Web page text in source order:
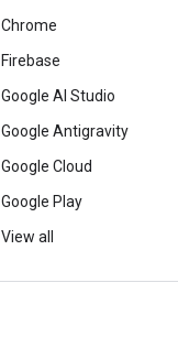
Chrome
Firebase
Google AI Studio
Google Antigravity
Google Cloud
Google Play
View all